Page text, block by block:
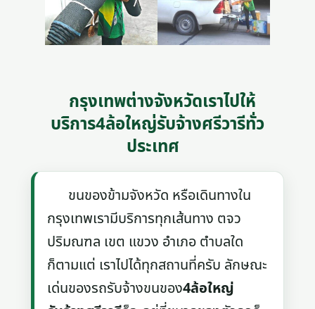
กรุงเทพต่างจังหวัดเราไปให้
บริการ4ล้อใหญ่รับจ้างศรีวารีทั่ว
ประเทศ
ขนของข้ามจังหวัด หรือเดินทางใน
กรุงเทพเรามีบริการทุกเส้นทาง ตจว
ปริมณฑล เขต แขวง อำเภอ ตำบลใด
ก็ตามแต่ เราไปได้ทุกสถานที่ครับ ลักษณะ
เด่นของรถรับจ้างขนของ4ล้อใหญ่